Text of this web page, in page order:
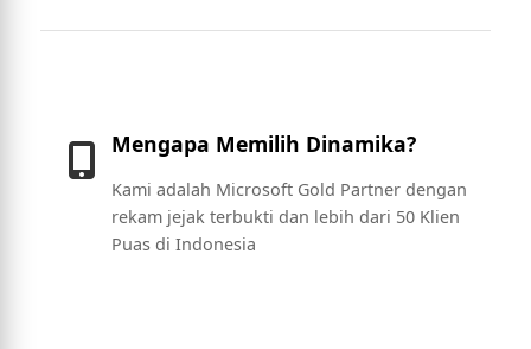
Mengapa Memilih Dinamika?
Kami adalah Microsoft Gold Partner dengan
rekam jejak terbukti dan lebih dari 50 Klien
Puas di Indonesia